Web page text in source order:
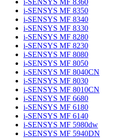
i-SENSYS MF 8350
i-SENSYS MF 8340
i-SENSYS MF 8330
i-SENSYS MF 8280
i-SENSYS MF 8230
i-SENSYS MF 8080
i-SENSYS MF 8050
i-SENSYS MF 8040CN
i-SENSYS MF 8030
i-SENSYS MF 8010CN
i-SENSYS MF 6680
i-SENSYS MF 6180
i-SENSYS MF 6140
i-SENSYS MF 5980dw
i-SENSYS MF 5940DN